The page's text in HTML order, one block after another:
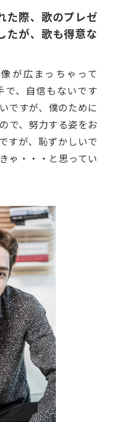
た際、歌のプレゼ
たが、歌も得意な
が広まっちゃって
で、自信もないです
ですが、僕のために
で、努力する姿をお
すが、恥ずかしいで
ゃ・・・と思ってい